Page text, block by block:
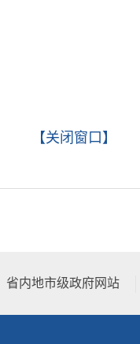
【关闭窗口】
省内地市级政府网站